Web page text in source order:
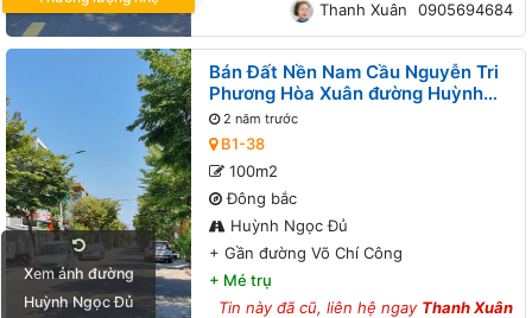
Thanh Xuân
0905694684
Xem ảnh đường
Huỳnh Ngọc Đủ
Bán Đất Nền Nam Cầu Nguyễn Tri
Phương Hòa Xuân đường Huỳnh
Ngọc Đủ B1-38 lô 8x - Gần đường
Võ Chí Công
2 năm trước
B1-38
100m2
Đông bắc
Huỳnh Ngọc Đủ
+ Gần đường Võ Chí Công
+ Mé trụ
Tin này đã cũ, liên hệ ngay Thanh Xuân